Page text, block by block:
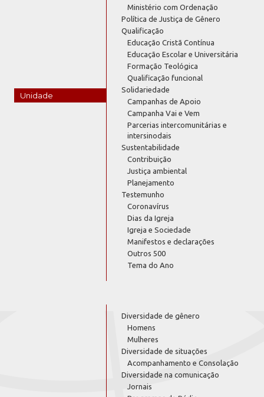
Unidade
Ministério com Ordenação
Política de Justiça de Gênero
Qualificação
Educação Cristã Contínua
Educação Escolar e Universitária
Formação Teológica
Qualificação funcional
Solidariedade
Campanhas de Apoio
Campanha Vai e Vem
Parcerias intercomunitárias e
intersinodais
Sustentabilidade
Contribuição
Justiça ambiental
Planejamento
Testemunho
Coronavírus
Dias da Igreja
Igreja e Sociedade
Manifestos e declarações
Outros 500
Tema do Ano
Diversidade de gênero
Homens
Mulheres
Diversidade de situações
Acompanhamento e Consolação
Diversidade na comunicação
Jornais